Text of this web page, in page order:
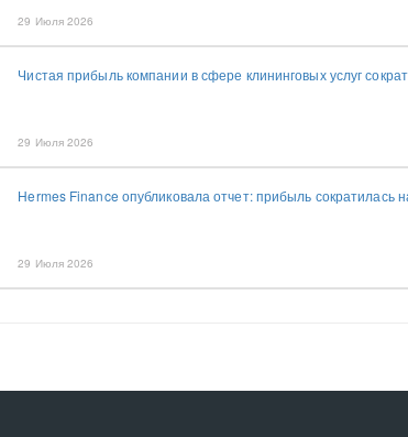
29 Июля 2026
Чистая прибыль компании в сфере клининговых услуг
29 Июля 2026
Hermes Finance опубликовала отчет: прибыль сократилась
29 Июля 2026